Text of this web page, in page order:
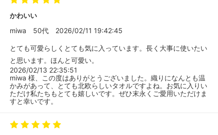
かわいい
miwa
50代 2026/02/11 19:42:45
とても可愛らしくとても気に入っています。長く大事に使いたい
と思います。ほんと可愛い。
2026/02/13 22:35:51
miwa 様、この度はありがとうございました。織りになんとも温
かみがあって、とても北欧らしいタオルですよね。お気に入りい
ただけ私たちもとても嬉しいです。ぜひ末永くご愛用いただけま
すと幸いです。